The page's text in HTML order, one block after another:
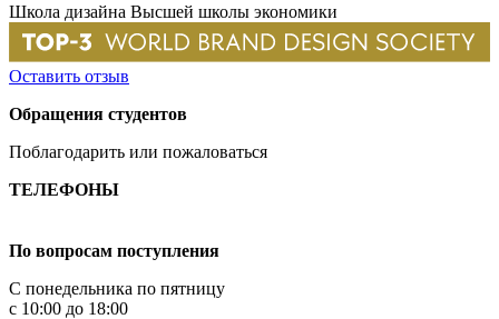
Школа дизайна Высшей школы экономики
Оставить отзыв
Обращения студентов
Поблагодарить или пожаловаться
ТЕЛЕФОНЫ
По вопросам поступления
С понедельника по пятницу
с 10:00 до 18:00